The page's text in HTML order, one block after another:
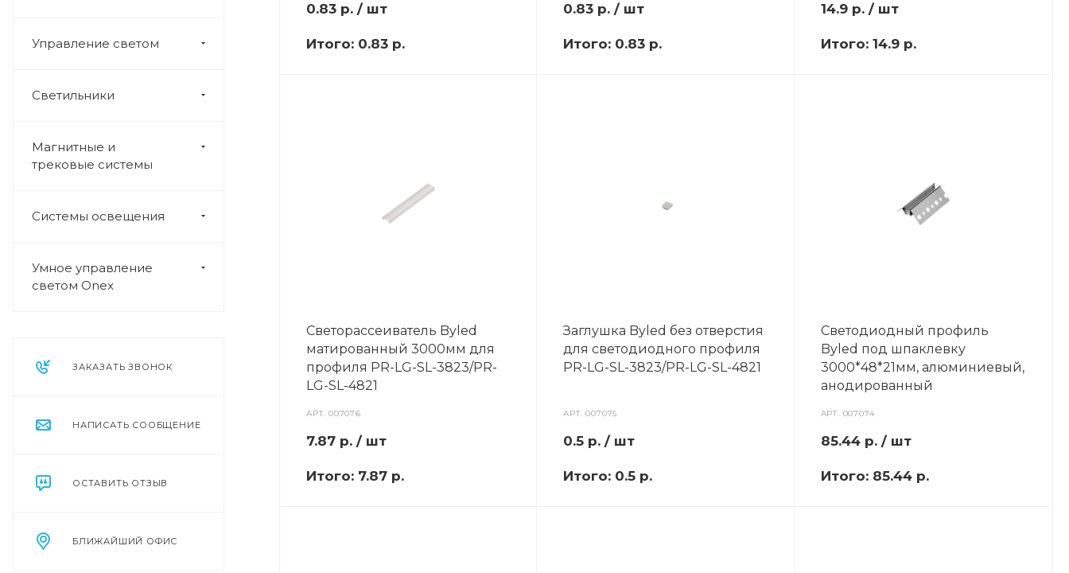
Управление светом
Светильники
Магнитные и
трековые системы
Системы освещения
Умное управление
светом Onex
ЗАКАЗАТЬ ЗВОНОК
НАПИСАТЬ СООБЩЕНИЕ
ОСТАВИТЬ ОТЗЫВ
БЛИЖАЙШИЙ ОФИС
0.83 р. / шт
Итого: 0.83 р.
0.83 р. / шт
Итого: 0.83 р.
14.9 р./ шт
Итого: 14.9 р.
Светорассеиватель Byled
матированный 3000мм для
профиля PR-LG-SL-3823/PR-
LG-SL-4821
АРТ.007076
7.87 р. / шт
Итого: 7.87 р.
Заглушка Byled без отверстия
для светодиодного профиля
PR-LG-SL-3823/PR-LG-SL-4821
АРТ.007075
0.5 р. / шт
Итого: 0.5 р.
Светодиодный профиль
Byled под шпаклевку
3000*48*21мм, алюминиевый,
анодированный
АРТ. 007074
85.44 р./ шт
Итого: 85.44 р.